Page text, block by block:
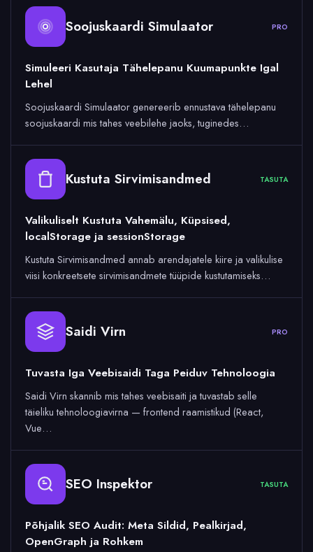
Soojuskaardi Simulaator PRO
Simuleeri Kasutaja Tähelepanu Kuumapunkte Igal
Lehel
Soojuskaardi Simulaator genereerib ennustava tähelepanu
soojuskaardi mis tahes veebilehe jaoks, tuginedes…
Kustuta Sirvimisandmed TASUTA
Valikuliselt Kustuta Vahemälu, Küpsised,
localStorage ja sessionStorage
Kustuta Sirvimisandmed annab arendajatele kiire ja valikulise
viisi konkreetsete sirvimisandmete tüüpide kustutamiseks…
Saidi Virn PRO
Tuvasta Iga Veebisaidi Taga Peiduv Tehnoloogia
Saidi Virn skannib mis tahes veebisaiti ja tuvastab selle
täieliku tehnoloogiavirna — frontend raamistikud (React,
Vue…
SEO Inspektor TASUTA
Põhjalik SEO Audit: Meta Sildid, Pealkirjad,
OpenGraph ja Rohkem